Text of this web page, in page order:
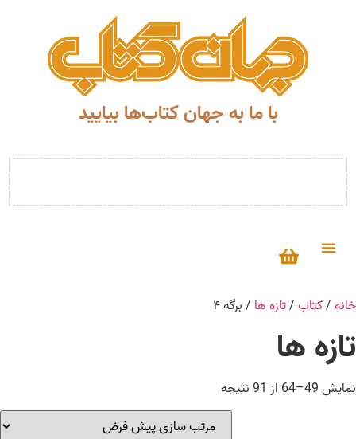
با ما به جهان کتاب‌ها بیایید
خانه / کتاب / تازه ها / برگه ۴
تازه ها
نمایش 49–64 از 91 نتیجه